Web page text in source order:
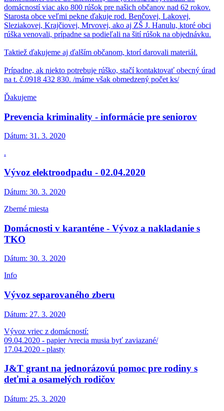
domácností viac ako 800 rúšok pre našich občanov nad 62 rokov.
Starosta obce veľmi pekne ďakuje rod. Benčovej, Lakovej,
Sleziakovej, Krajčiovej, Mrvovej, ako aj ZŠ J. Hanulu, ktoré obci
rúška venovali, prípadne sa podieľali na šití rúšok na objednávku.
Taktiež ďakujeme aj ďalším občanom, ktorí darovali materiál.
Prípadne, ak niekto potrebuje rúško, stačí kontaktovať obecný úrad
na t. č.0918 432 830. /máme však obmedzený počet ks/
Ďakujeme
Prevencia kriminality - informácie pre seniorov
Dátum: 31. 3. 2020
.
Vývoz elektroodpadu - 02.04.2020
Dátum: 30. 3. 2020
Zberné miesta
Domácnosti v karanténe - Vývoz a nakladanie s
TKO
Dátum: 30. 3. 2020
Info
Vývoz separovaného zberu
Dátum: 27. 3. 2020
Vývoz vriec z domácností:
09.04.2020 - papier /vrecia musia byť zaviazané/
17.04.2020 - plasty
J&T grant na jednorázovú pomoc pre rodiny s
deťmi a osamelých rodičov
Dátum: 25. 3. 2020